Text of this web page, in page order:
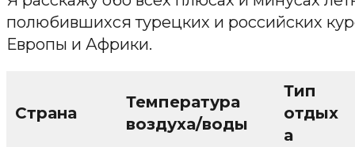
полюбившихся турецких и российских
Европы и Африки.
Страна
Температура
воздуха/воды
Тип
отдых
а